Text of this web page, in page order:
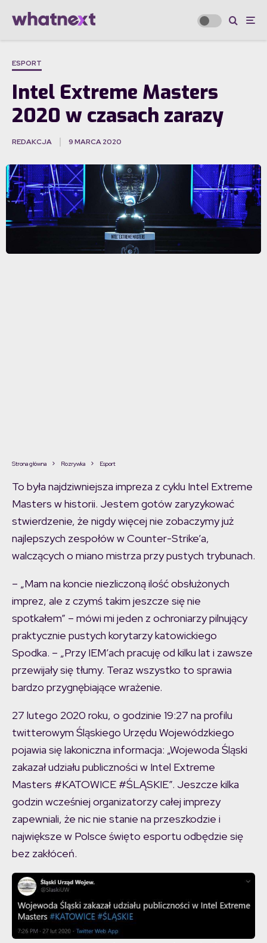
ESPORT
Intel Extreme Masters
2020 w czasach zarazy
REDAKCJA 9 MARCA 2020
Strona główna Rozrywka Esport
To była najdziwniejsza impreza z cyklu Intel Extreme
Masters w historii. Jestem gotów zaryzykować
stwierdzenie, że nigdy więcej nie zobaczymy już
najlepszych zespołów w Counter-Strike’a,
walczących o miano mistrza przy pustych trybunach.
– „Mam na koncie niezliczoną ilość obsłużonych
imprez, ale z czymś takim jeszcze się nie
spotkałem” – mówi mi jeden z ochroniarzy pilnujący
praktycznie pustych korytarzy katowickiego
Spodka. – „Przy IEM’ach pracuję od kilku lat i zawsze
przewijały się tłumy. Teraz wszystko to sprawia
bardzo przygnębiające wrażenie.
27 lutego 2020 roku, o godzinie 19:27 na profilu
twitterowym Śląskiego Urzędu Wojewódzkiego
pojawia się lakoniczna informacja: „Wojewoda Śląski
zakazał udziału publiczności w Intel Extreme
Masters #KATOWICE #ŚLĄSKIE”. Jeszcze kilka
godzin wcześniej organizatorzy całej imprezy
zapewniali, że nic nie stanie na przeszkodzie i
największe w Polsce święto esportu odbędzie się
bez zakłóceń.